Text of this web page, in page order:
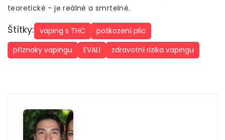
teoretické - je reálné a smrtelné.
Štítky: vaping s THC
poškození plic
příznaky vapingu
EVALI zdravotní rizika vapingu